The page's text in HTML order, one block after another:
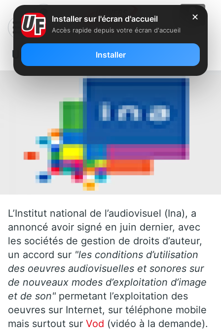
Une nouvelle avancée pour le VOD
L’Institut national de l’audiovisuel (Ina), a
annoncé avoir signé en juin dernier, avec
les sociétés de gestion de droits d’auteur,
un accord sur "les conditions d’utilisation
des oeuvres audiovisuelles et sonores sur
de nouveaux modes d’exploitation d’image
et de son" permetant l’exploitation des
oeuvres sur Internet, sur téléphone mobile
mais surtout sur Vod (vidéo à la demande).
✕
Installer sur l'écran d'accueil
Accès rapide depuis votre écran d'accueil
Installer